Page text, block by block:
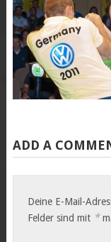
ADD A
Deine E-Mail-
Felder sind mit *